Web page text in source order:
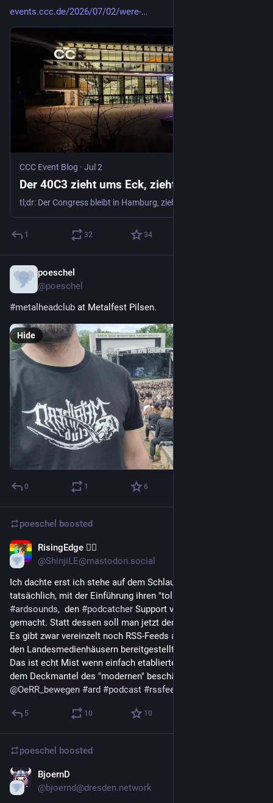
events.ccc.de/2026/07/02/were-
CCC Event Blog · Jul 2
Der 40C3 zieht ums Eck, zieht mit
1 32 34
poeschel
@poeschel
#metalheadclub at Metalfest Pilsen.
Hide
0 1 6
poeschel boosted
RisingEdge 🏳️‍🌈
@ShinjiLE@mastodon.social
Ich dachte erst ich stehe auf dem Schlauch. Aber die ARD hat
#ardsounds,  den #podcatcher Support via RSS-Feed kaputt
gemacht. Statt dessen soll man jetzt deren App verwenden.
Es gibt zwar vereinzelt noch RSS-Feeds aber die werden von
den Landesmedienhäusern bereitgestellt.
Das ist echt Mist wenn einfach etablierte Schnittstellen unter
dem Deckmantel des "modernen" beschädigt werden.
@OeRR_bewegen #ard #podcast #rssfeed
5 10 10
poeschel boosted
BjoernD
@bjoernd@dresden.network